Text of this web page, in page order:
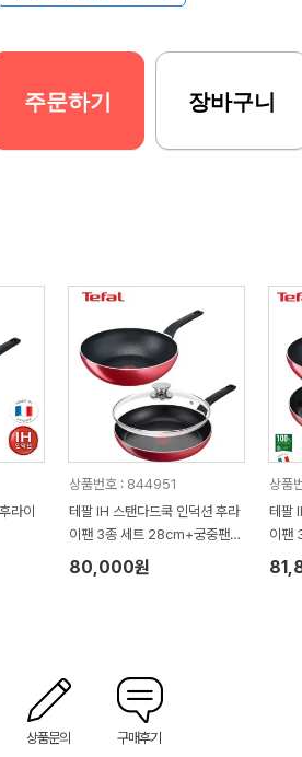
주문하기 장바구니
라이
상품번호 : 844951
테팔 IH 스탠다드쿡 인덕션 후라
이팬 3종 세트 28cm+궁중팬2
8cm+유리뚜껑28cm
80,000원
상품
테팔
이팬
팬
상품문의 구매후기